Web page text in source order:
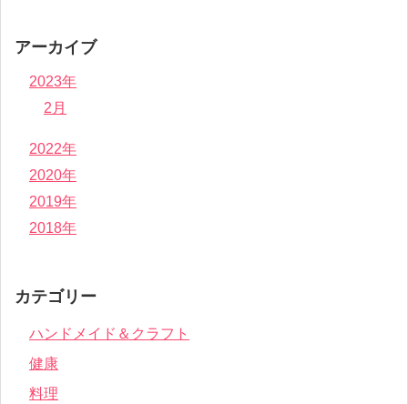
アーカイブ
2023年
2月
2022年
2020年
2019年
2018年
カテゴリー
ハンドメイド＆クラフト
健康
料理